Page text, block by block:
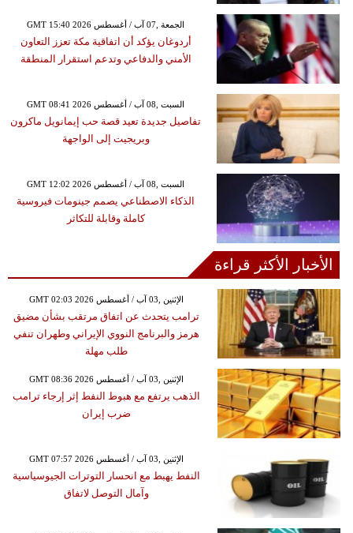
GMT 15:40 2026 الجمعة ,07 آب / أغسطس
أردوغان يؤكد أن اتفاقية مكة تعزز التعاون
الأمني والدفاعي وتدعم استقرار المنطقة
GMT 08:41 2026 السبت ,08 آب / أغسطس
تفاصيل جديدة تعيد قصة حب إيمانويل ماكرون
وبريجيت إلى الواجهة
GMT 12:02 2026 السبت ,08 آب / أغسطس
الذكاء الاصطناعي يصمم جينومات فيروسية
كاملة وقابلة للتكاثر
الأخبار الأكثر قراءة
GMT 02:03 2026 الإثنين ,03 آب / أغسطس
ترامب يتحدث عن اتفاق مرتقب بشأن مضيق
هرمز والبرنامج النووي الإيراني وطهران تنفي
طلب مهلة
GMT 08:36 2026 الإثنين ,03 آب / أغسطس
الذهب يرتفع مع هبوط النفط إثر إرجاء ترامب
ضرب إيران
GMT 07:57 2026 الإثنين ,03 آب / أغسطس
النفط يهبط مع انحسار التوترات الجيوسياسية
وآمال التوصل لاتفاق